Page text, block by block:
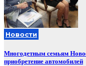
Новости
Многодетным семьям
приобретение автомобилей